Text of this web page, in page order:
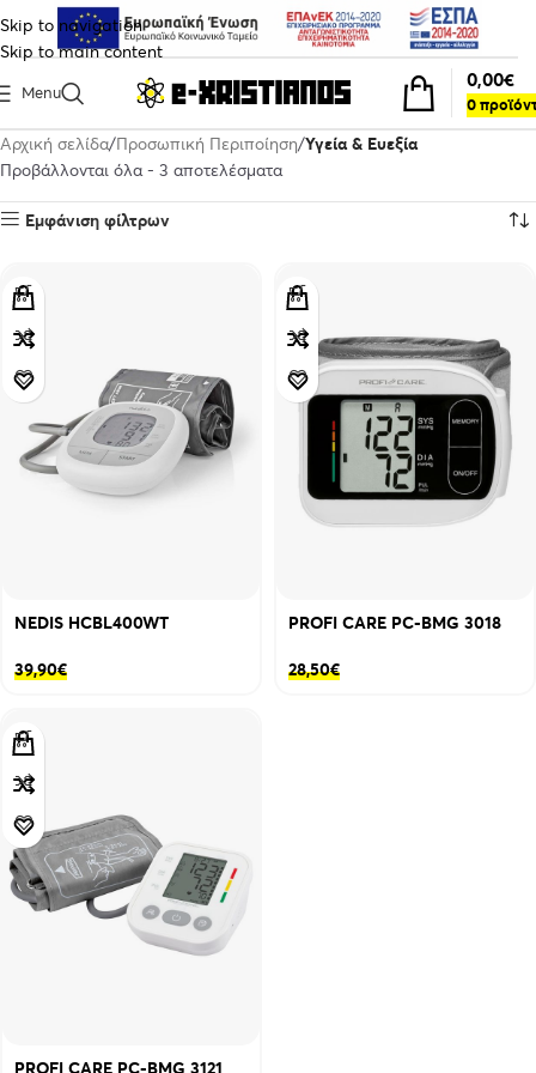
Skip to navigation
Skip to main content
Menu
0
0,00€
Αρχική σελίδα Προσωπική Περιποίηση Υγεία & Ευεξία
Προβάλλονται όλα - 3 αποτελέσματα
Εμφάνιση φίλτρων
NEDIS HCBL400WT
39,90€
PROFI CARE PC-BMG 3018
28,50€
PROFI CARE PC-BMG 3121